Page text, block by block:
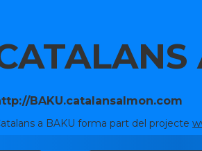
BAKU.catalansalmon.com
a BAKU forma part del projecte